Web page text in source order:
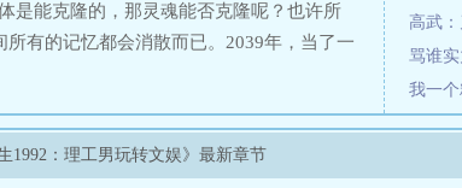
高武
骂谁
是能克隆的，那灵魂能否克隆呢？也许所
有的记忆都会消散而已。2039年，当了一
生1992：理工男玩转文娱》最新章节